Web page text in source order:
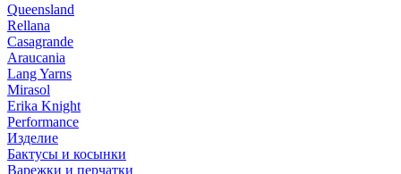
Queensland
Rellana
Casagrande
Araucania
Lang Yarns
Mirasol
Erika Knight
Performance
Изделие
Бактусы и косынки
Варежки и перчатки